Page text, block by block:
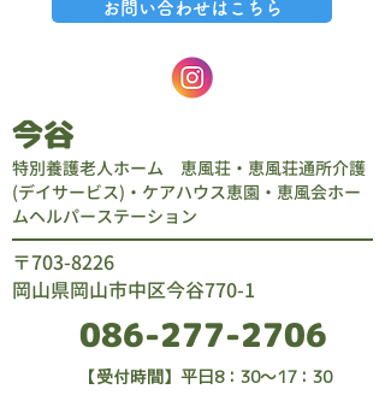
お問い合わせはこちら
今谷
特別養護老人ホーム 恵風荘・恵風荘通所介護
(デイサービス)・ケアハウス恵園・恵風会ホー
ムヘルパーステーション
​〒703-8226
岡山県岡山市中区今谷770-1
086-277-2706
​【受付時間】平日8：30～17：30